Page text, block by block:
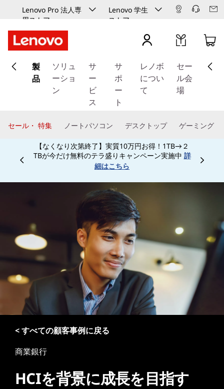
Lenovo Pro 法人専
用ストア
Lenovo 学生
ストア
イ
ン
ッ
製
品
ソリュ
ーショ
ン
サ
ー
ビ
ス
サ
ポ
ー
ト
レノボ
につい
て
セー
ル会
場
セール・ 特集 ノートパソコン デスクトップ ゲーミング
【なくなり次第終了】実質10万円お得！1TB→２
TBが今だけ無料のテラ盛りキャンペーン実施中 詳
細はこちらCurrently displaying item 3 of
< すべての顧客事例に戻る
商業銀行
HCIを背景に成長を目指す